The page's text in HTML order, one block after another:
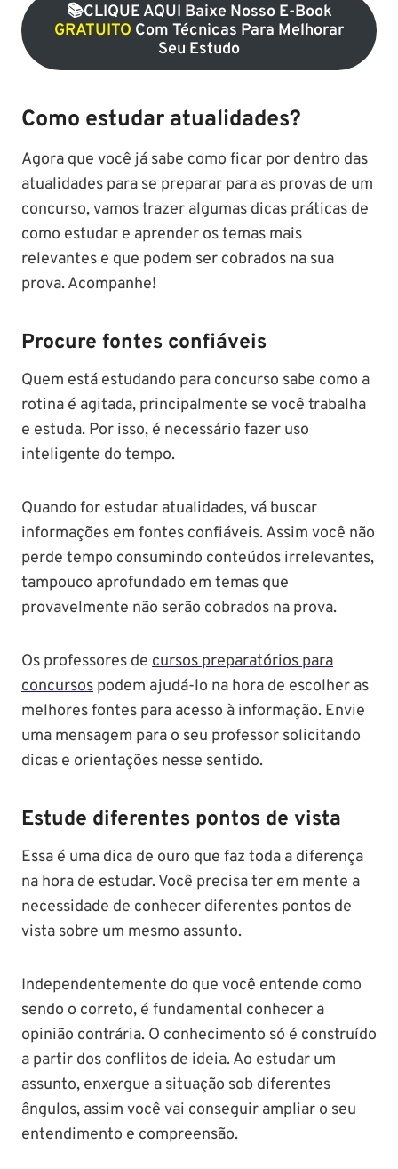
📚cLIQUE AQUI Baixe Nosso E-Book
GRATUITO Com Técnicas Para Melhorar
Seu Estudo
Como estudar atualidades?
Agora que você já sabe como ficar por dentro das
atualidades para se preparar para as provas de um
concurso, vamos trazer algumas dicas práticas de
como estudar e aprender os temas mais
relevantes e que podem ser cobrados na sua
prova. Acompanhe!
Procure fontes confiáveis
Quem está estudando para concurso sabe como a
rotina é agitada, principalmente se você trabalha
e estuda. Por isso, é necessário fazer uso
inteligente do tempo.
Quando for estudar atualidades, vá buscar
informações em fontes confiáveis. Assim você não
perde tempo consumindo conteúdos irrelevantes,
tampouco aprofundado em temas que
provavelmente não serão cobrados na prova.
Os professores de cursos preparatórios para
concursos podem ajudá-lo na hora de escolher as
melhores fontes para acesso à informação. Envie
uma mensagem para o seu professor solicitando
dicas e orientações nesse sentido.
Estude diferentes pontos de vista
Essa é uma dica de ouro que faz toda a diferença
na hora de estudar. Você precisa ter em mente a
necessidade de conhecer diferentes pontos de
vista sobre um mesmo assunto.
Independentemente do que você entende como
sendo o correto, é fundamental conhecer a
opinião contrária. O conhecimento só é construído
a partir dos conflitos de ideia. Ao estudar um
assunto, enxergue a situação sob diferentes
ângulos, assim você vai conseguir ampliar o seu
entendimento e compreensão.